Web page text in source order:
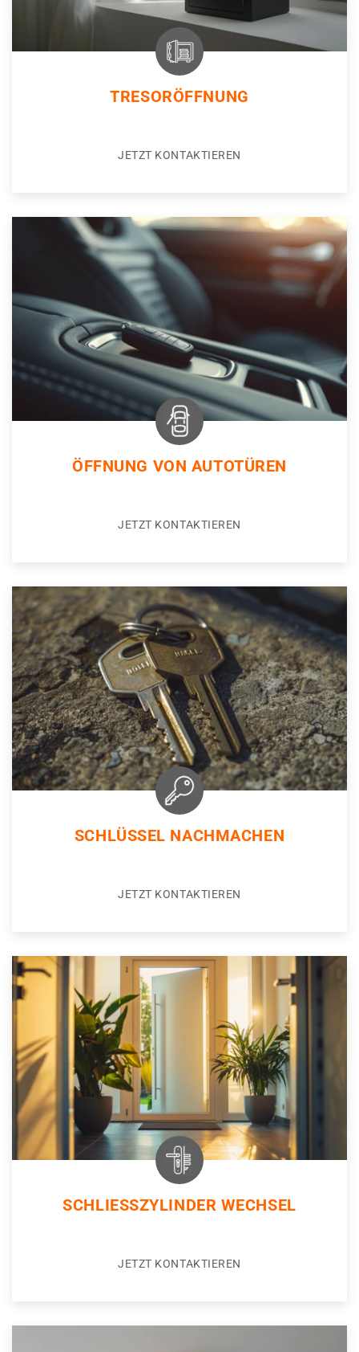
TRESORÖFFNUNG
JETZT KONTAKTIEREN
ÖFFNUNG VON AUTOTÜREN
JETZT KONTAKTIEREN
SCHLÜSSEL NACHMACHEN
JETZT KONTAKTIEREN
SCHLIESSZYLINDER WECHSEL
JETZT KONTAKTIEREN